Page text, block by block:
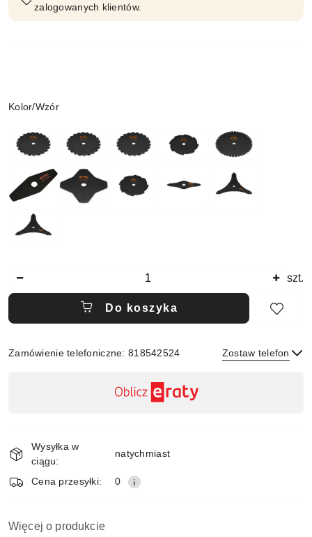
zalogowanych klientów.
Wariant
Kolor/Wzór
szt.
Do koszyka
Zamówienie telefoniczne: 818542524 Zostaw telefon
dostawa
Wysyłka w
ciągu:
natychmiast
Cena przesyłki: 0
Więcej o produkcie